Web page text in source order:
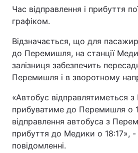
Тема оформлення
Час відправлення і прибуття
графіком.
Відзначається, що для
до Перемишля, на станції
залізниця забезпечить
Перемишля і в зворотному
«Автобус відправлятиметься
прибуватиме до Перемишля о
відправлення автобуса з
прибуття до Медики о 18:17»,
повідомленні.